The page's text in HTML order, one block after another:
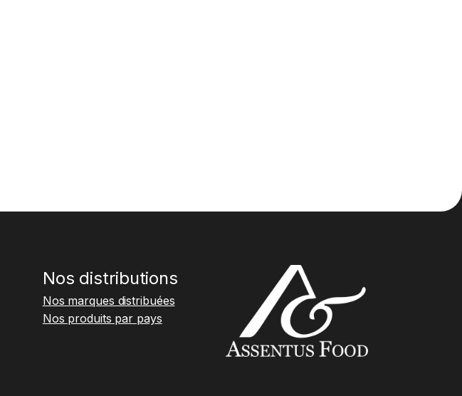
Nos distributions
Nos marques distribuées
Nos produits par pays